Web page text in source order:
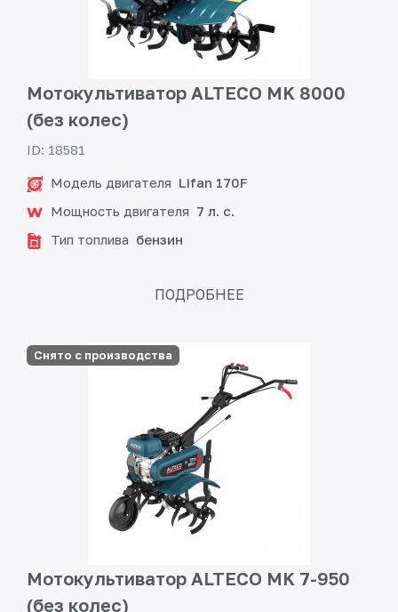
Мотокультиватор ALTECO MK 8000
(без колес)
ID: 18581
Модель двигателя Lifan 170F
Мощность двигателя 7 л. с.
Тип топлива бензин
ПОДРОБНЕЕ
Снято с производства
Мотокультиватор ALTECO MK 7-950
(без колес)